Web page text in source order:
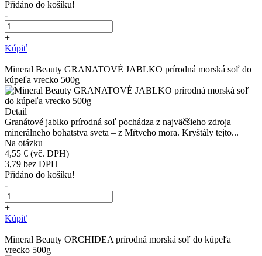
Přidáno do košíku!
-
+
Kúpiť
Mineral Beauty GRANATOVÉ JABLKO prírodná morská soľ do
kúpeľa vrecko 500g
Detail
Granátové jablko prírodná soľ pochádza z najväčšieho zdroja
minerálneho bohatstva sveta – z Mŕtveho mora. Kryštály tejto...
Na otázku
4,55 € (vč. DPH)
3,79 bez DPH
Přidáno do košíku!
-
+
Kúpiť
Mineral Beauty ORCHIDEA prírodná morská soľ do kúpeľa
vrecko 500g